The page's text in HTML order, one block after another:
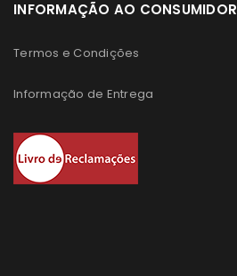
INFORMAÇÃO AO CONSUMIDOR
Termos e Condições
Informação de Entrega